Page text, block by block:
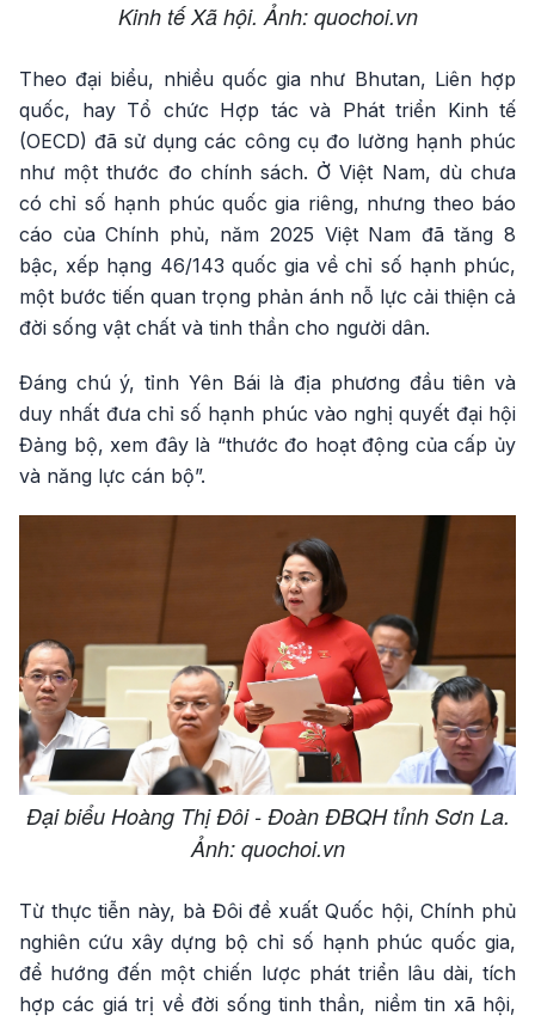
Kinh tế Xã hội. Ảnh: quochoi.vn
Theo đại biểu, nhiều quốc gia như Bhutan, Liên hợp
quốc, hay Tổ chức Hợp tác và Phát triển Kinh tế
(OECD) đã sử dụng các công cụ đo lường hạnh phúc
như một thước đo chính sách. Ở Việt Nam, dù chưa
có chỉ số hạnh phúc quốc gia riêng, nhưng theo báo
cáo của Chính phủ, năm 2025 Việt Nam đã tăng 8
bậc, xếp hạng 46/143 quốc gia về chỉ số hạnh phúc,
một bước tiến quan trọng phản ánh nỗ lực cải thiện cả
đời sống vật chất và tinh thần cho người dân.
Đáng chú ý, tỉnh Yên Bái là địa phương đầu tiên và
duy nhất đưa chỉ số hạnh phúc vào nghị quyết đại hội
Đảng bộ, xem đây là “thước đo hoạt động của cấp ủy
và năng lực cán bộ”.
Đại biểu Hoàng Thị Đôi - Đoàn ĐBQH tỉnh Sơn La.
Ảnh: quochoi.vn
Từ thực tiễn này, bà Đôi đề xuất Quốc hội, Chính phủ
nghiên cứu xây dựng bộ chỉ số hạnh phúc quốc gia,
để hướng đến một chiến lược phát triển lâu dài, tích
hợp các giá trị về đời sống tinh thần, niềm tin xã hội,